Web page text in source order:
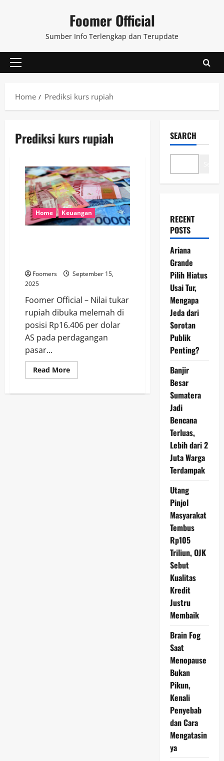
Foomer Official
Sumber Info Terlengkap dan Terupdate
Primary
Home
Prediksi kurs rupiah
Prediksi kurs rupiah
Home Keuangan
Foomers
September 15,
2025
Foomer Official – Nilai tukar
rupiah dibuka melemah di
posisi Rp16.406 per dolar
AS pada perdagangan
pasar...
Read MoreRead
more
Melemah
SEARCH
RECENT
POSTS
Ariana
Grande
Pilih Hiatus
Usai Tur,
Mengapa
Jeda dari
Sorotan
Publik
Penting?
Banjir
Besar
Sumatera
Jadi
Bencana
Terluas,
Lebih dari 2
Juta Warga
Terdampak
Utang
Pinjol
Masyarakat
Tembus
Rp105
Triliun, OJK
Sebut
Kualitas
Kredit
Justru
Membaik
Brain Fog
Saat
Menopause
Bukan
Pikun,
Kenali
Penyebab
dan Cara
Mengatasin
ya